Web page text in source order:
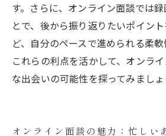
す。さらに、オンライン面談では
とで、後から振り返りたいポイン
ど、自分のペースで進められる柔軟
これらの利点を活かして、オンラ
な出会いの可能性を探ってみましょ
オンライン面談の魅力：忙しい